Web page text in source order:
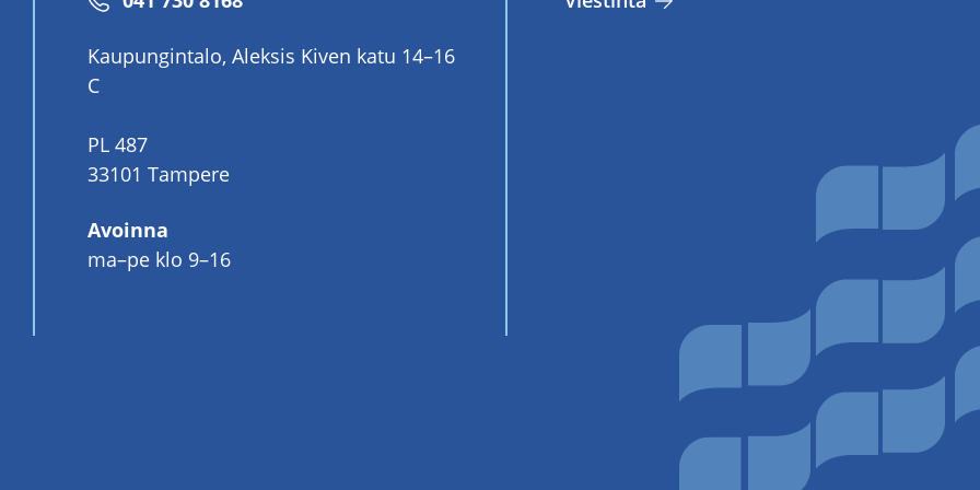
Kaupungintalo, Aleksis Kiven katu 14–16
C
PL 487
33101 Tampere
Avoinna
ma–pe klo 9–16